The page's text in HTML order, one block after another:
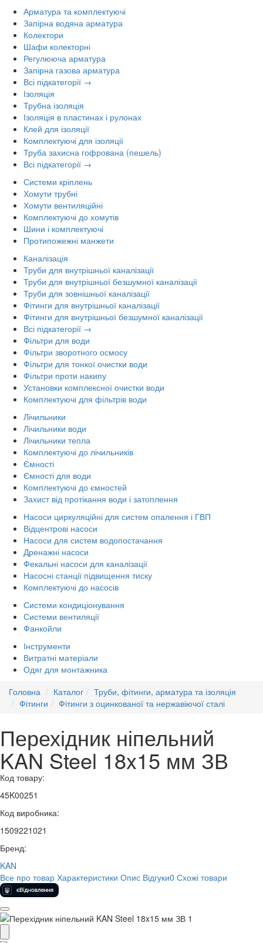
Арматура та комплектуючі
Запірна водяна арматура
Колектори
Шафи колекторні
Регулююча арматура
Запірна газова арматура
Всі підкатегорії →
Ізоляція
Трубна ізоляція
Ізоляція в пластинах і рулонах
Клей для ізоляції
Комплектуючі для ізоляції
Труба захисна гофрована (пешель)
Всі підкатегорії →
Системи кріплень
Хомути трубні
Хомути вентиляційні
Комплектуючі до хомутів
Шини і комплектуючі
Протипожежні манжети
Каналізація
Труби для внутрішньої каналізації
Труби для внутрішньої безшумної каналізації
Труби для зовнішньої каналізації
Фітинги для внутрішньої каналізації
Фітинги для внутрішньої безшумної каналізації
Всі підкатегорії →
Фільтри для води
Фільтри зворотного осмосу
Фільтри для тонкої очистки води
Фільтри проти накипу
Установки комплексної очистки води
Комплектуючі для фільтрів води
Лічильники
Лічильники води
Лічильники тепла
Комплектуючі до лічильників
Ємності
Ємності для води
Комплектуючі до ємностей
Захист від протікання води і затоплення
Насоси циркуляційні для систем опалення і ГВП
Відцентрові насоси
Насоси для систем водопостачання
Дренажні насоси
Фекальні насоси для каналізації
Насосні станції підвищення тиску
Комплектуючі до насосів
Системи кондиціонування
Системи вентиляції
Фанкойли
Інструменти
Витратні матеріали
Одяг для монтажника
Головна
Каталог
Труби, фітинги, арматура та ізоляція
Фітинги
Фітинги з оцинкованої та нержавіючої сталі
Перехідник ніпельний
KAN Steel 18x15 мм ЗВ
Код товару:
45K00251
Код виробника:
1509221021
Бренд:
KAN
Все про товар Характеристики Опис Відгуки0 Схожі товари